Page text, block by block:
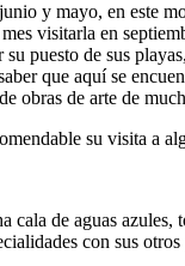
y mayo, en este
visitarla en
puesto de sus
que aquí se
obras de arte de
su visita a
cala de aguas
con sus